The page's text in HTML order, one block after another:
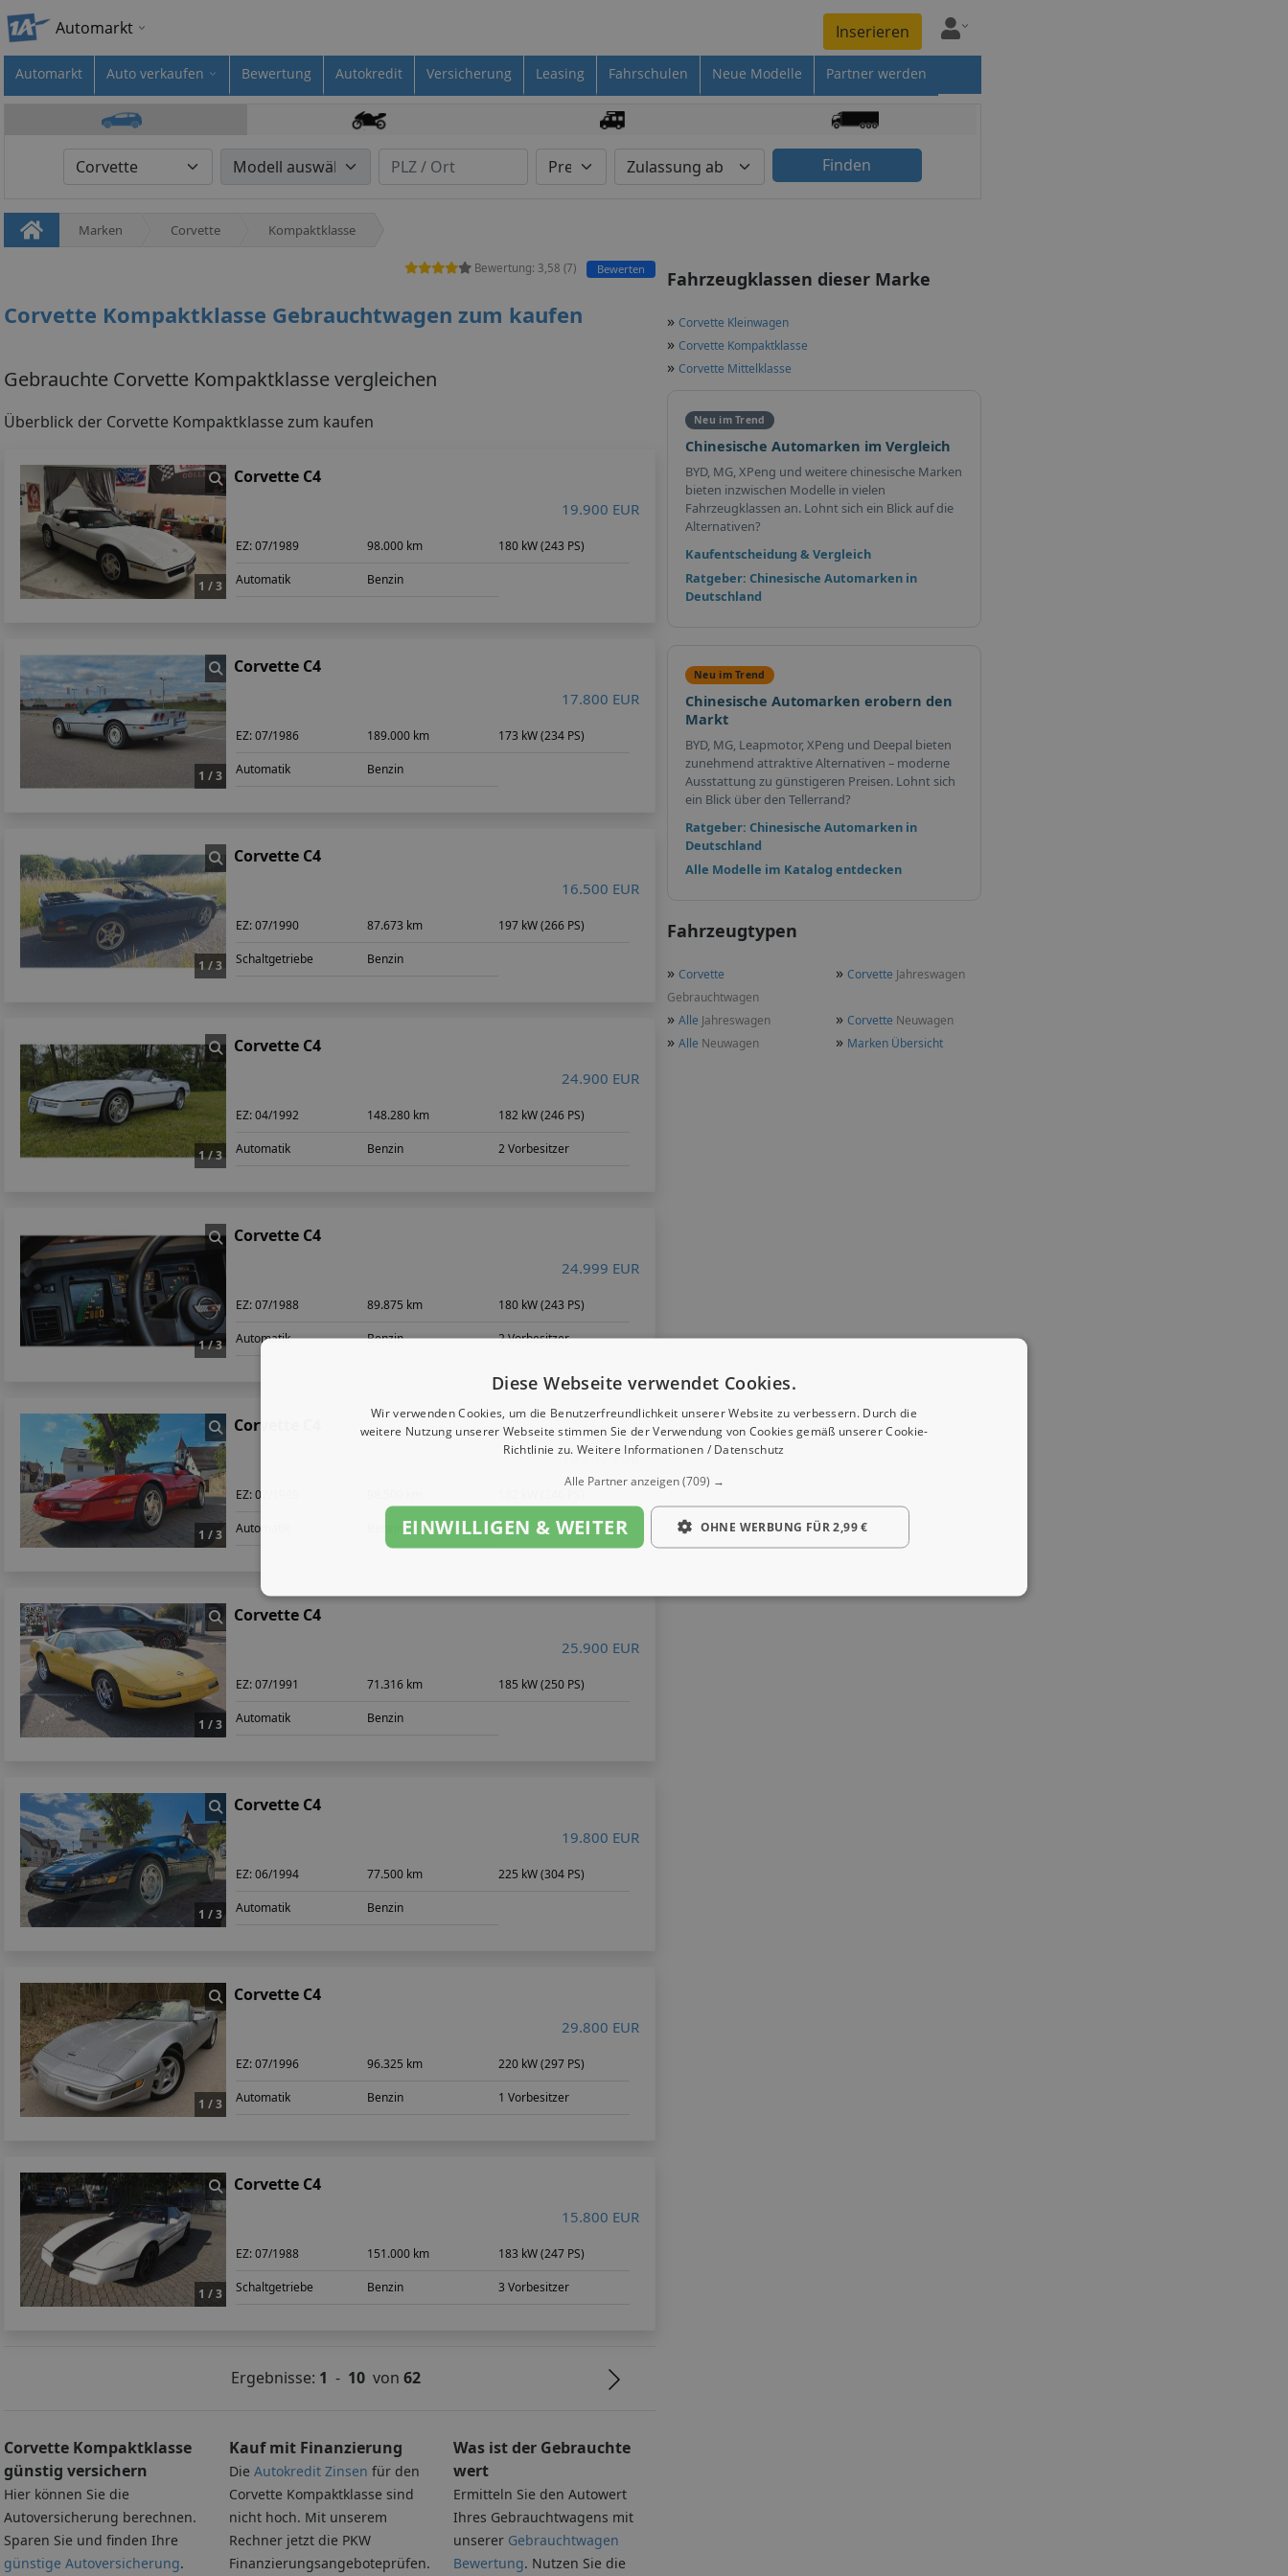
Automarkt Inserieren
Automarkt Auto verkaufen Bewertung Autokredit Versicherung Leasing Fahrschulen Neue Modelle Partner werden
Finden
Marken Corvette Kompaktklasse
Fahrzeugklassen dieser Marke
» Corvette Kleinwagen
» Corvette Kompaktklasse
» Corvette Mittelklasse
Neu im Trend
Chinesische Automarken im Vergleich
BYD, MG, XPeng und weitere chinesische Marken
bieten inzwischen Modelle in vielen
Fahrzeugklassen an. Lohnt sich ein Blick auf die
Alternativen?
Kaufentscheidung & Vergleich
Ratgeber: Chinesische Automarken in
Deutschland
Neu im Trend
Chinesische Automarken erobern den
Markt
BYD, MG, Leapmotor, XPeng und Deepal bieten
zunehmend attraktive Alternativen – moderne
Ausstattung zu günstigeren Preisen. Lohnt sich
ein Blick über den Tellerrand?
Ratgeber: Chinesische Automarken in
Deutschland
Alle Modelle im Katalog entdecken
Fahrzeugtypen
» Corvette
Gebrauchtwagen
» Corvette Jahreswagen
» Alle Jahreswagen » Corvette Neuwagen
» Alle Neuwagen » Marken Übersicht
Bewertung: 3,58 (7) Bewerten
Corvette Kompaktklasse Gebrauchtwagen zum kaufen
Gebrauchte Corvette Kompaktklasse vergleichen
Überblick der Corvette Kompaktklasse zum kaufen
1 / 3
Corvette C4
19.900 EUR
EZ:07/1989 98.000 km 180 kW (243 PS)
Automatik Benzin
1 / 3
Corvette C4
17.800 EUR
EZ:07/1986 189.000 km 173 kW (234 PS)
Automatik Benzin
1 / 3
Corvette C4
16.500 EUR
EZ:07/1990 87.673 km 197 kW (266 PS)
Schaltgetriebe Benzin
1 / 3
Corvette C4
24.900 EUR
EZ:04/1992 148.280 km 182 kW (246 PS)
Automatik Benzin 2 Vorbesitzer
1 / 3
Corvette C4
24.999 EUR
EZ:07/1988 89.875 km 180 kW (243 PS)
Automatik Benzin 2 Vorbesitzer
1 / 3
Corvette C4
19.890 EUR
EZ:02/1989
Automatik
1 / 3
Corvette C4
25.900 EUR
EZ:07/1991 71.316 km 185 kW (250 PS)
Automatik Benzin
1 / 3
Corvette C4
19.800 EUR
EZ:06/1994 77.500 km 225 kW (304 PS)
Automatik Benzin
1 / 3
Corvette C4
29.800 EUR
EZ:07/1996 96.325 km 220 kW (297 PS)
Automatik Benzin 1 Vorbesitzer
1 / 3
Corvette C4
15.800 EUR
EZ:07/1988 151.000 km 183 kW (247 PS)
Schaltgetriebe Benzin 3 Vorbesitzer
Ergebnisse: 1 - 10 von 62
Corvette Kompaktklasse
günstig versichern
Hier können Sie die
Autoversicherung berechnen.
Sparen Sie und finden Ihre
günstige Autoversicherung.
Kauf mit Finanzierung
Die Autokredit Zinsen für den
Corvette Kompaktklasse sind
nicht hoch. Mit unserem
Rechner jetzt die PKW
Finanzierungsangeboteprüfen.
Was ist der Gebrauchte
wert
Ermitteln Sie den Autowert
Ihres Gebrauchtwagens mit
unserer Gebrauchtwagen
Bewertung. Nutzen Sie die
Diese Webseite verwendet Cookies.
Wir verwenden Cookies, um die Benutzerfreundlichkeit unserer Website zu verbessern. Durch die
weitere Nutzung unserer Webseite stimmen Sie der Verwendung von Cookies gemäß unserer Cookie-
Richtlinie zu. Weitere Informationen / Datenschutz
Alle Partner anzeigen(709) →
EINWILLIGEN & WEITER OHNE WERBUNG FÜR 2,99 €